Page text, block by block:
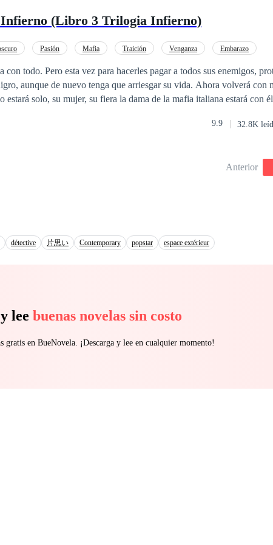
(Libro 3 Trilogia Infierno)
Pasión Mafia Traición Venganza
Embarazo
con todo. Pero esta vez para hacerles pagar a todos sus enemigos,
aunque de nuevo tenga que arriesgar su vida. Ahora volverá con
estará solo, su mujer, su fiera la dama de la mafia italiana estará con
y la rivalidad en ese mundo nunca dejara de existir, y las
de su mujer e hijos.Tercer libro de la trilogía infierno. Este no es el
9.9 32.8K
Anterior
détective 片思い Contemporary popstar espace extérieur
lee buenas novelas sin costo
gratis en BueNovela. ¡Descarga y lee en cualquier momento!